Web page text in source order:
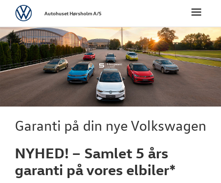
FORSIDE
NYE
Bestil
Byg din
Toggle
VolkswagenAutohuset Hørsholm A/S
Garanti på din nye Volkswagen
NYHED! – Samlet 5 års
garanti på vores elbiler*